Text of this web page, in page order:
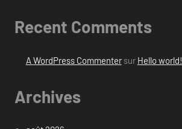
Recent Comments
A WordPress Commentersur Hello world!
Archives